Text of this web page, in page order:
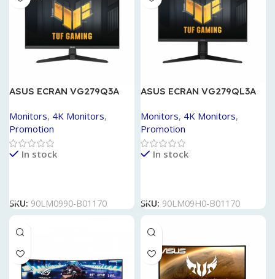
ASUS ECRAN VG279Q3A
Monitors, 4K Monitors,
Promotion
In stock
SKU: 90LM0990-B01170
ASUS ECRAN VG279QL3A
Monitors, 4K Monitors,
Promotion
In stock
SKU: 90LM09H0-B01170